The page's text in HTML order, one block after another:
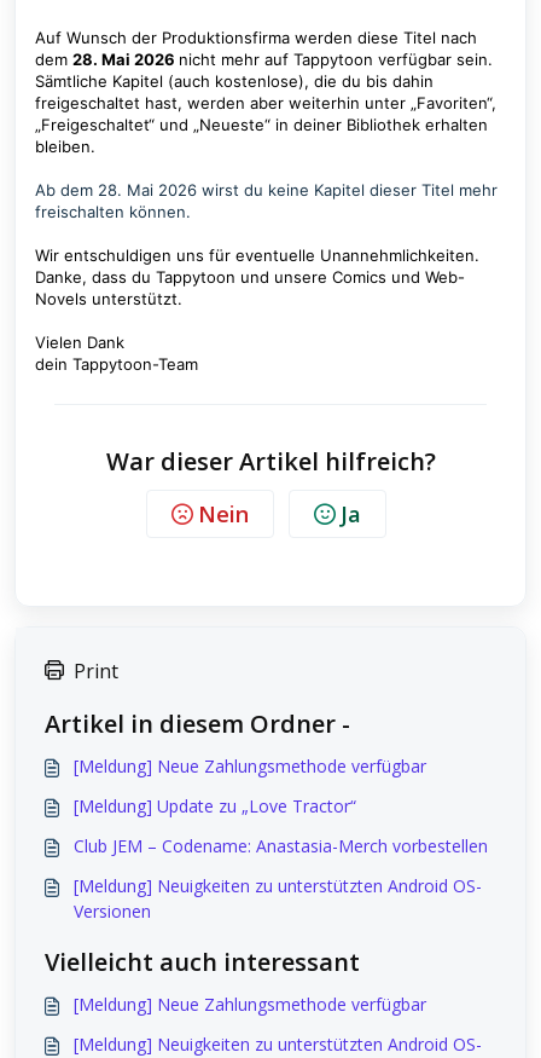
Auf Wunsch der Produktionsfirma werden diese Titel nach
dem 28. Mai 2026 nicht mehr auf Tappytoon verfügbar sein.
Sämtliche Kapitel (auch kostenlose), die du bis dahin
freigeschaltet hast, werden aber weiterhin unter „Favoriten“,
„Freigeschaltet“ und „Neueste“ in deiner Bibliothek erhalten
bleiben.
Ab dem 28. Mai 2026 wirst du keine Kapitel dieser Titel mehr
freischalten können.
Wir entschuldigen uns für eventuelle Unannehmlichkeiten.
Danke, dass du Tappytoon und unsere Comics und Web-
Novels unterstützt.
Vielen Dank
dein Tappytoon-Team
War dieser Artikel hilfreich?
Nein Ja
Print
Artikel in diesem Ordner -
[Meldung] Neue Zahlungsmethode verfügbar
[Meldung] Update zu „Love Tractor“
Club JEM – Codename: Anastasia-Merch vorbestellen
[Meldung] Neuigkeiten zu unterstützten Android OS-
Versionen
Vielleicht auch interessant
[Meldung] Neue Zahlungsmethode verfügbar
[Meldung] Neuigkeiten zu unterstützten Android OS-